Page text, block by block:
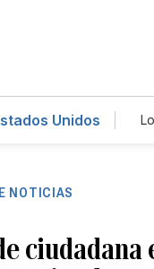
Unidos
NOTICIAS
ciudadana